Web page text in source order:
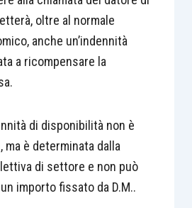
oltre al normale
anche un’indennità
a ricompensare la
di disponibilità non è
è determinata dalla
di settore e non può
importo fissato da D.M..